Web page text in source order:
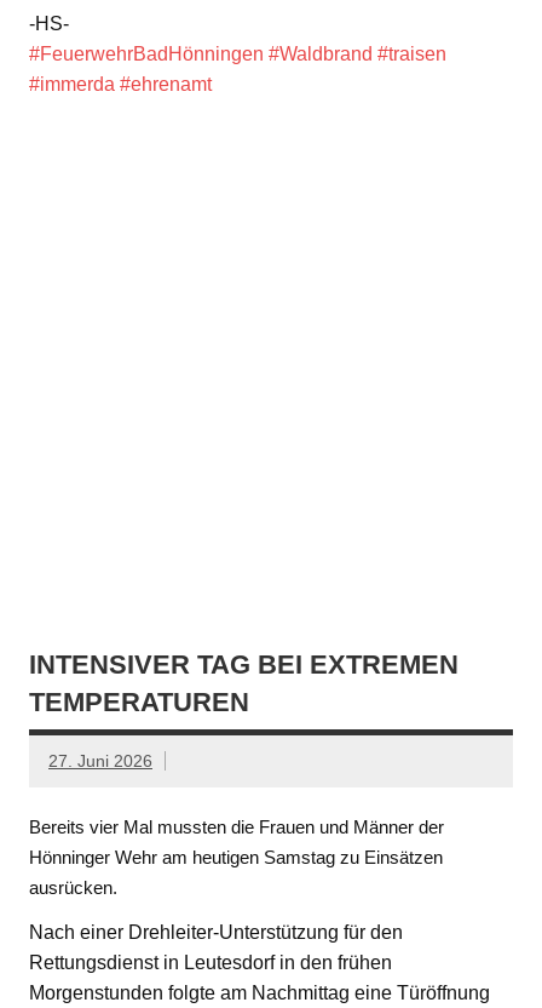
-HS-
#FeuerwehrBadHönningen #Waldbrand #traisen
#immerda #ehrenamt
INTENSIVER TAG BEI EXTREMEN
TEMPERATUREN
27. Juni 2026
Bereits vier Mal mussten die Frauen und Männer der
Hönninger Wehr am heutigen Samstag zu Einsätzen
ausrücken.
Nach einer Drehleiter-Unterstützung für den
Rettungsdienst in Leutesdorf in den frühen
Morgenstunden folgte am Nachmittag eine Türöffnung